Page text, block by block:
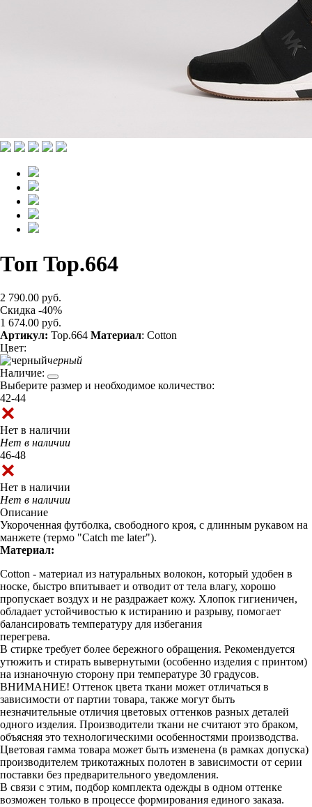
Топ Top.664
2 790.00 руб.
Скидка -40%
1 674.00 руб.
Артикул: Top.664 Материал: Cotton
Цвет:
черный
Наличие:
Выберите размер и необходимое количество:
42-44
Нет в наличии
Нет в наличии
46-48
Нет в наличии
Нет в наличии
Описание
Укороченная футболка, свободного кроя, с длинным рукавом на
манжете (термо "Catch me later").
Материал:
Cotton - материал из натуральных волокон, который удобен в
носке, быстро впитывает и отводит от тела влагу, хорошо
пропускает воздух и не раздражает кожу. Хлопок гигиеничен,
обладает устойчивостью к истиранию и разрыву, помогает
балансировать температуру для избегания
перегрева.
В стирке требует более бережного обращения. Рекомендуется
утюжить и стирать вывернутыми (особенно изделия с принтом)
на изнаночную сторону при температуре 30 градусов.
ВНИМАНИЕ! Оттенок цвета ткани может отличаться в
зависимости от партии товара, также могут быть
незначительные отличия цветовых оттенков разных деталей
одного изделия. Производители ткани не считают это браком,
объясняя это технологическими особенностями производства.
Цветовая гамма товара может быть изменена (в рамках допуска)
производителем трикотажных полотен в зависимости от серии
поставки без предварительного уведомления.
В связи с этим, подбор комплекта одежды в одном оттенке
возможен только в процессе формирования единого заказа.